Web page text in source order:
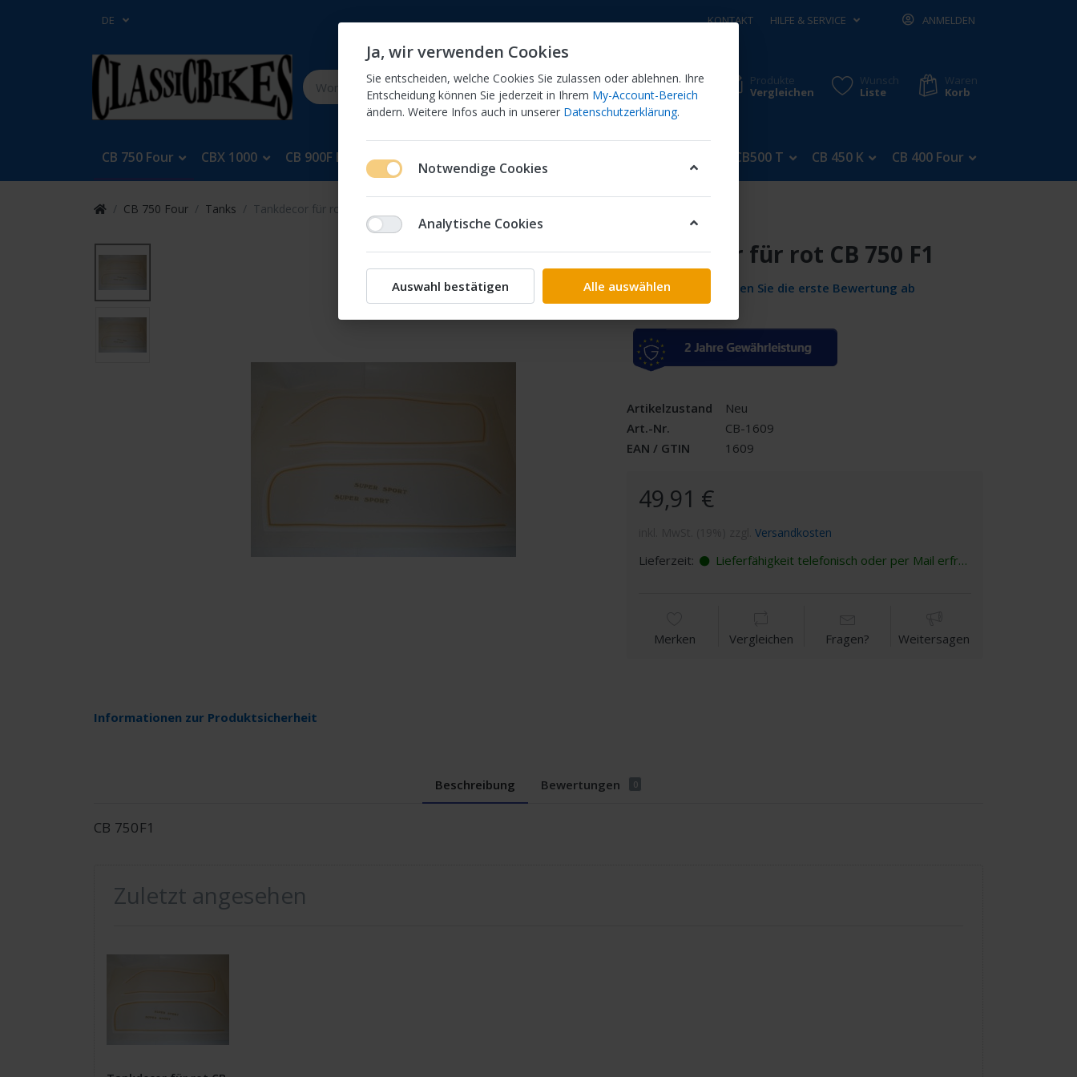
DE KONTAKT HILFE & SERVICE ANMELDEN
Produkte
Vergleichen
Wunsch
Liste
Waren
Korb
CB 750 Four CBX 1000 CB 900F Bol Dor CB500 T CB 450 K CB 400 Four
CB 750 Four Tanks Tankdecor für rot CB 750 F1
Informationen zur Produktsicherheit
Tankdecor für rot CB 750 F1
Geben Sie die erste Bewertung ab
Artikelzustand
Neu
Art.-Nr.
CB-1609
EAN / GTIN
1609
49,91 €
Versandkosten
Lieferzeit: Lieferfähigkeit telefonisch oder per Mail erfragen
Merken Vergleichen Fragen? Weitersagen
Beschreibung Bewertungen 0
CB 750F1
Zuletzt angesehen
Ja, wir verwenden Cookies
Sie entscheiden, welche Cookies Sie zulassen oder ablehnen. Ihre
Entscheidung können Sie jederzeit in Ihrem My-Account-Bereich
ändern. Weitere Infos auch in unserer Datenschutzerklärung.
Notwendige Cookies
Analytische Cookies
Auswahl bestätigen Alle auswählen